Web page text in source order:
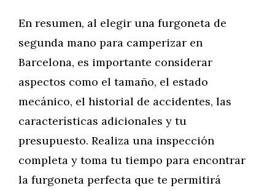
En resumen, al elegir una furgoneta de
segunda mano para camperizar en
Barcelona, es importante considerar
aspectos como el tamaño, el estado
mecánico, el historial de accidentes, las
características adicionales y tu
presupuesto. Realiza una inspección
completa y toma tu tiempo para encontrar
la furgoneta perfecta que te permitirá